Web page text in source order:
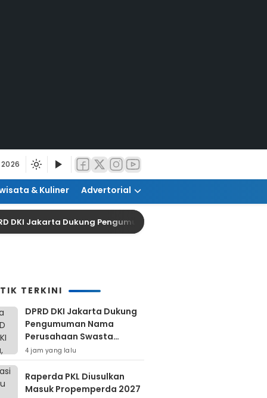
& Kuliner Advertorial
DKI Jakarta Dukung Pengumuman Nama Perusahaan
TERKINI
DPRD DKI Jakarta Dukung
Pengumuman Nama
Perusahaan Swasta
Pembuang Sampah Ilegal
4 jam yang lalu
Raperda PKL Diusulkan
Masuk Propemperda 2027